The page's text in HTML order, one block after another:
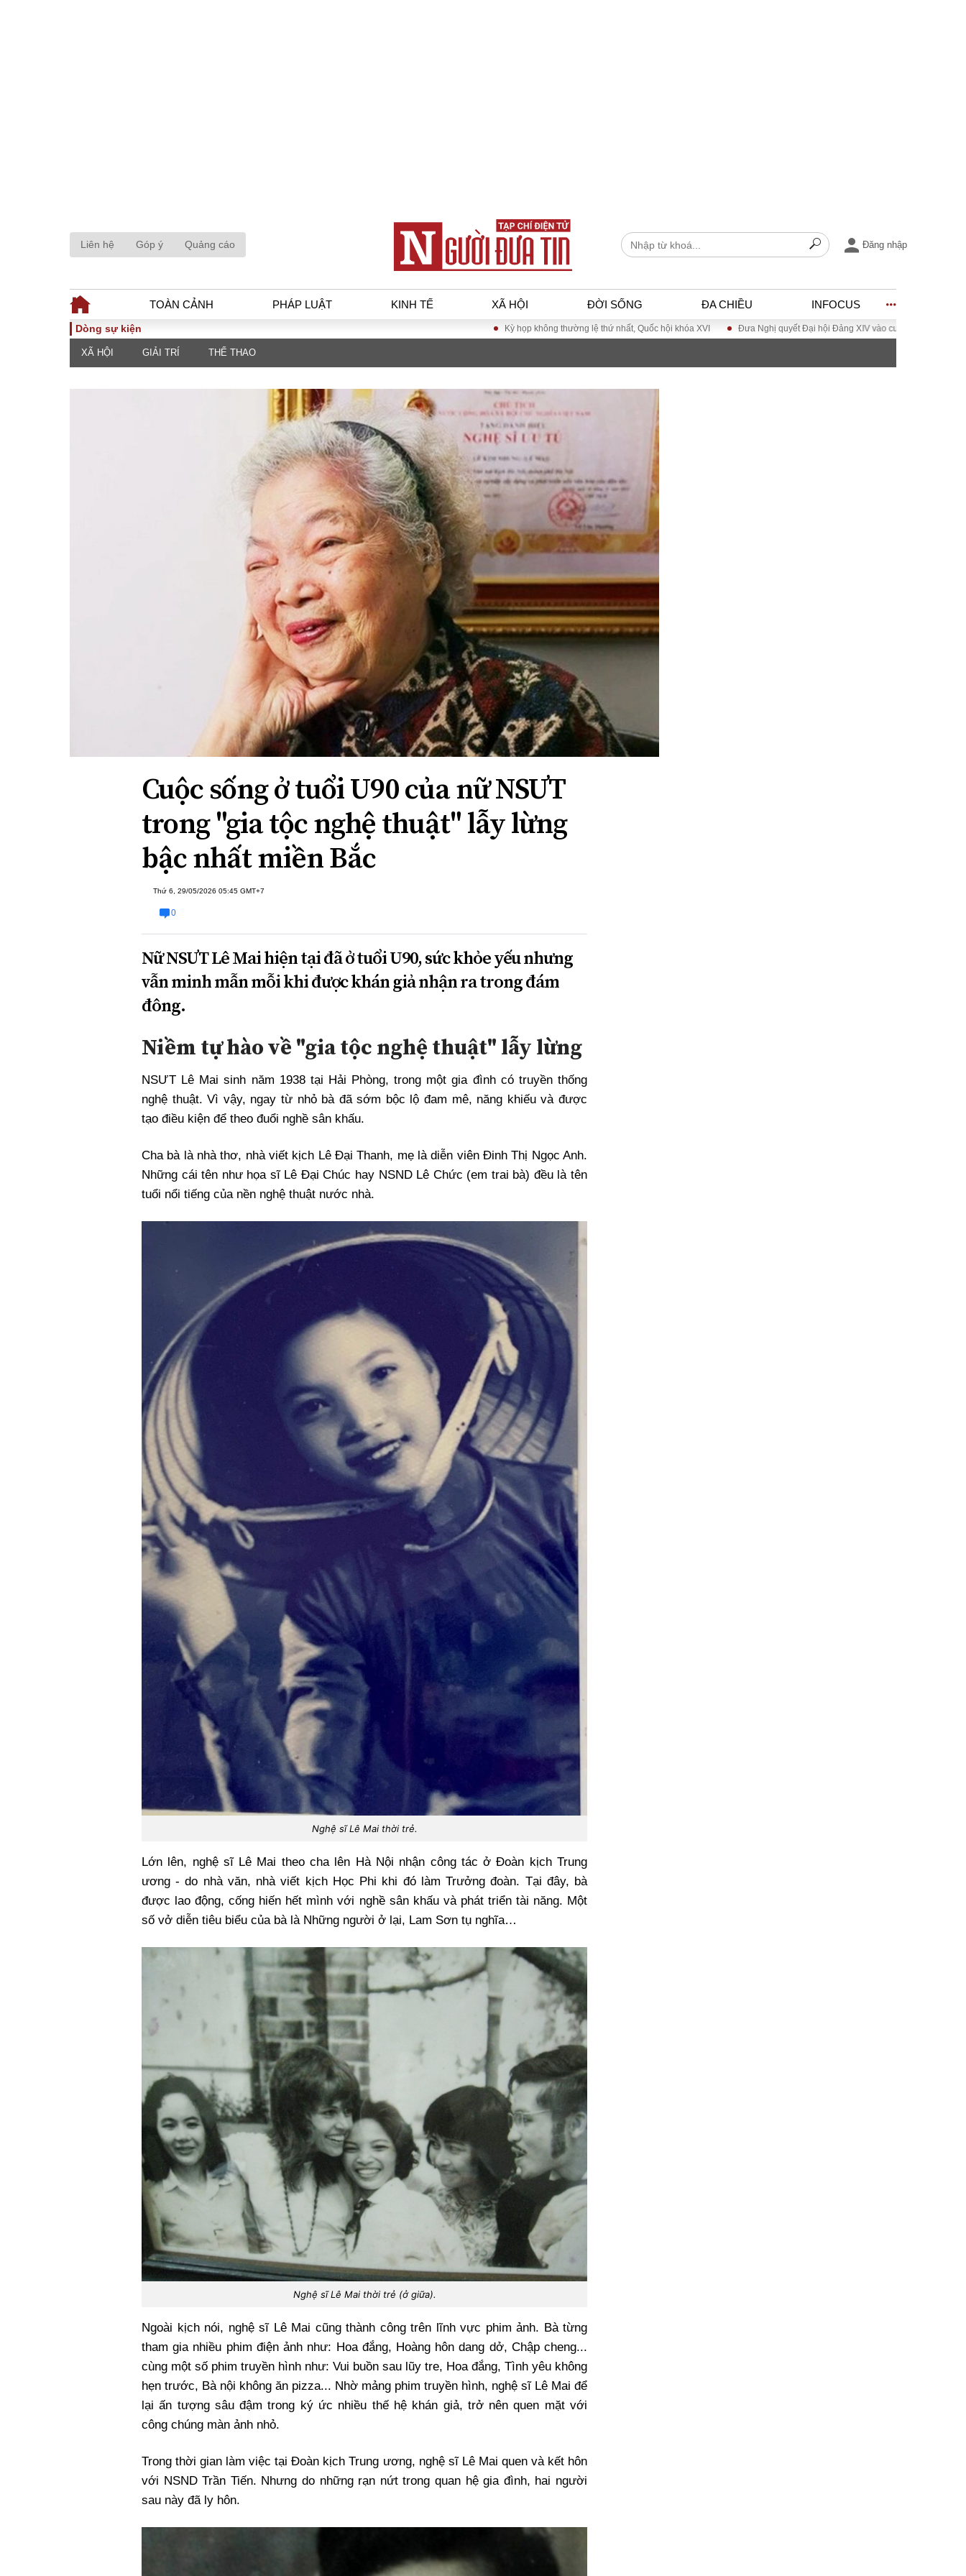
Liên hệ Góp ý Quảng cáo Đăng nhập
TOÀN CẢNH PHÁP LUẬT KINH TẾ XÃ HỘI ĐỜI SỐNG ĐA CHIỀU INFOCUS
TOÀN CẢNH
luật
Góc nhìn luật gia
Hồ sơ điều tra
Tiếng nói công dân
An ninh - Hình sự
Tài chính - Ngân
hàng
Kinh tế vĩ mô
Hồ sơ doanh
nghiệp
Xu hướng thị
trường
Tiêu dùng và dư
luận
Công nghệ
Giao thông – Đô thị
INFOCUS
Dòng sự kiện Kỳ họp không thường lệ thứ nhất, Quốc hội khóa XVI Đưa Nghị quyết Đại hội Đảng XIV vào cuộc sống
XÃ HỘI GIẢI TRÍ THỂ THAO
Cuộc sống ở tuổi U90 của nữ NSƯT
trong "gia tộc nghệ thuật" lẫy lừng
bậc nhất miền Bắc
Thứ 6, 29/05/2026 05:45 GMT+7
0
Nữ NSƯT Lê Mai hiện tại đã ở tuổi U90, sức khỏe yếu nhưng
vẫn minh mẫn mỗi khi được khán giả nhận ra trong đám
đông.
Niềm tự hào về "gia tộc nghệ thuật" lẫy lừng
NSƯT Lê Mai sinh năm 1938 tại Hải Phòng, trong một gia đình có truyền thống
nghệ thuật. Vì vậy, ngay từ nhỏ bà đã sớm bộc lộ đam mê, năng khiếu và được
tạo điều kiện để theo đuổi nghề sân khấu.
Cha bà là nhà thơ, nhà viết kịch Lê Đại Thanh, mẹ là diễn viên Đinh Thị Ngọc Anh.
Những cái tên như họa sĩ Lê Đại Chúc hay NSND Lê Chức (em trai bà) đều là tên
tuổi nổi tiếng của nền nghệ thuật nước nhà.
Nghệ sĩ Lê Mai thời trẻ.
Lớn lên, nghệ sĩ Lê Mai theo cha lên Hà Nội nhận công tác ở Đoàn kịch Trung
ương - do nhà văn, nhà viết kịch Học Phi khi đó làm Trưởng đoàn. Tại đây, bà
được lao động, cống hiến hết mình với nghề sân khấu và phát triển tài năng. Một
số vở diễn tiêu biểu của bà là Những người ở lại, Lam Sơn tụ nghĩa…
Nghệ sĩ Lê Mai thời trẻ (ở giữa).
Ngoài kịch nói, nghệ sĩ Lê Mai cũng thành công trên lĩnh vực phim ảnh. Bà từng
tham gia nhiều phim điện ảnh như: Hoa đắng, Hoàng hôn dang dở, Chập cheng...
cùng một số phim truyền hình như: Vui buồn sau lũy tre, Hoa đắng, Tình yêu không
hẹn trước, Bà nội không ăn pizza... Nhờ mảng phim truyền hình, nghệ sĩ Lê Mai để
lại ấn tượng sâu đậm trong ký ức nhiều thế hệ khán giả, trở nên quen mặt với
công chúng màn ảnh nhỏ.
Trong thời gian làm việc tại Đoàn kịch Trung ương, nghệ sĩ Lê Mai quen và kết hôn
với NSND Trần Tiến. Nhưng do những rạn nứt trong quan hệ gia đình, hai người
sau này đã ly hôn.